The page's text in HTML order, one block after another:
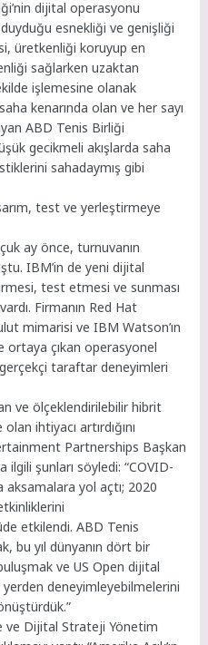
dijital operasyonu
esnekliği ve genişliği
üretkenliği koruyup en
sağlarken uzaktan
işlemesine olanak
kenarında olan ve her sayı
ABD Tenis Birliği
gecikmeli akışlarda saha
sahadaymış gibi
test ve yerleştirmeye
ay önce, turnuvanın
IBM’in de yeni dijital
test etmesi ve sunması
Firmanın Red Hat
mimarisi ve IBM Watson’ın
ortaya çıkan operasyonel
taraftar deneyimleri
ve ölçeklendirilebilir hibrit
ihtiyacı artırdığını
Partnerships Başkan
ilgili şunları söyledi: “COVID-
aksamalara yol açtı; 2020
etkilendi. ABD Tenis
bu yıl dünyanın dört bir
ve US Open dijital
yerden deneyimleyebilmelerini
ve Dijital Strateji Yönetim